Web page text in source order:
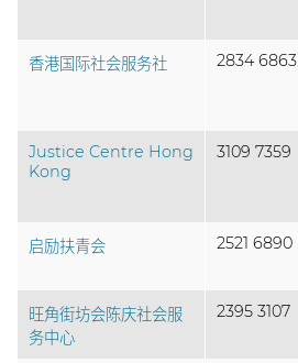
香港国际社会服务社 2834 6863
Justice Centre Hong
Kong
3109 7359
启励扶青会 2521 6890
旺角街坊会陈庆社会服
务中心
2395 3107